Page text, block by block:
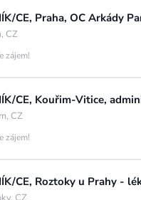
CZ
zájem!
CZ
zájem!
CE, Roztoky u Prahy -